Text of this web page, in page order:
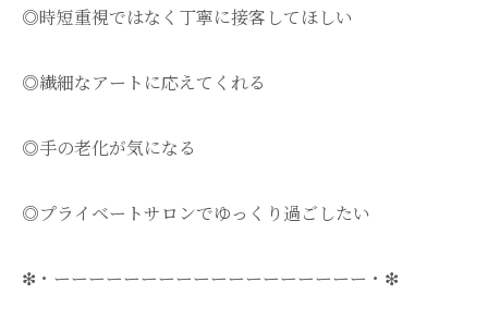
◎時短重視ではなく丁寧に接客してほしい
◎繊細なアートに応えてくれる
◎手の老化が気になる
◎プライベートサロンでゆっくり過ごしたい
❇・ーーーーーーーーーーーーーーーーーー・❇